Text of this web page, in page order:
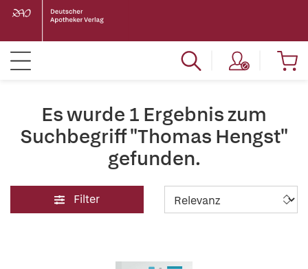
Es wurde 1 Ergebnis zum
Suchbegriff "Thomas Hengst"
gefunden.
Filter